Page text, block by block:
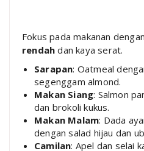
Fokus pada makanan dengan
rendah dan kaya serat.
Sarapan: Oatmeal
segenggam almond.
Makan Siang: Salmon
dan brokoli kukus.
Makan Malam: Dada
dengan salad hijau dan
Camilan: Apel dan selai